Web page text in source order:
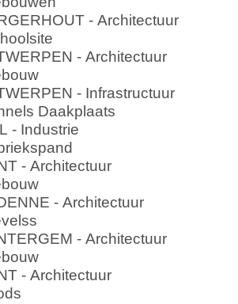
- Architectuur
- Architectuur
- Infrastructuur
Daakplaats
- Industrie
- Architectuur
- Architectuur
- Architectuur
- Architectuur